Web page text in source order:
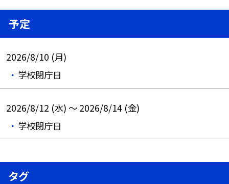
予定
2026/8/10 (月)
学校閉庁日
2026/8/12 (水) ～ 2026/8/14 (金)
学校閉庁日
タグ